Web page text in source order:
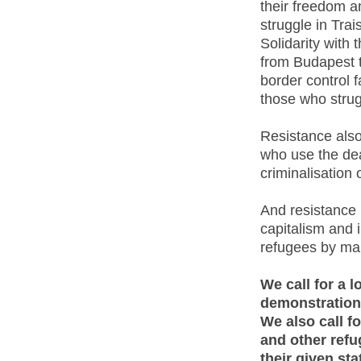
their freedom
struggle in
Solidarity with
from Budapest
border control
those who
Resistance
who use the
criminalisation
And resistance
capitalism and
refugees by
We call for a
We also call
and other